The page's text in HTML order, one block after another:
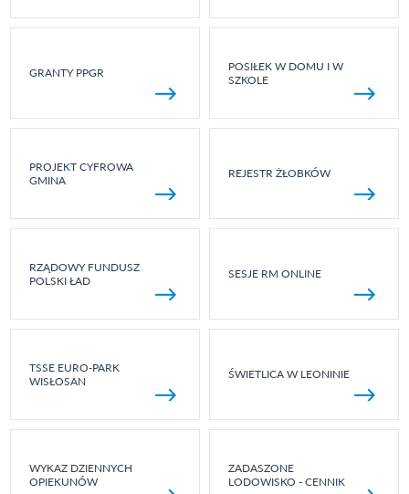
GRANTY PPGR
POSIŁEK W DOMU I W
SZKOLE
PROJEKT CYFROWA
GMINA
REJESTR ŻŁOBKÓW
RZĄDOWY FUNDUSZ
POLSKI ŁAD
SESJE RM ONLINE
TSSE EURO-PARK
WISŁOSAN
ŚWIETLICA W LEONINIE
WYKAZ DZIENNYCH
OPIEKUNÓW
ZADASZONE
LODOWISKO - CENNIK